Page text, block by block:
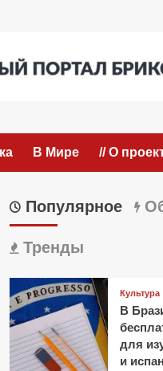
В Мире // О
Популярное
Тренды
Культура
В
для
и